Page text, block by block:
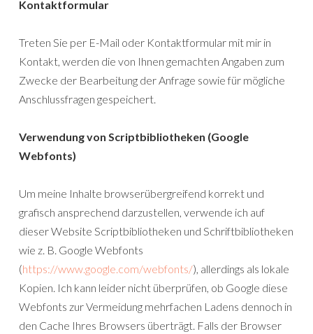
Kontaktformular
Treten Sie per E-Mail oder Kontaktformular mit mir in
Kontakt, werden die von Ihnen gemachten Angaben zum
Zwecke der Bearbeitung der Anfrage sowie für mögliche
Anschlussfragen gespeichert.
Verwendung von Scriptbibliotheken (Google
Webfonts)
Um meine Inhalte browserübergreifend korrekt und
grafisch ansprechend darzustellen, verwende ich auf
dieser Website Scriptbibliotheken und Schriftbibliotheken
wie z. B. Google Webfonts
(https://www.google.com/webfonts/), allerdings als lokale
Kopien. Ich kann leider nicht überprüfen, ob Google diese
Webfonts zur Vermeidung mehrfachen Ladens dennoch in
den Cache Ihres Browsers überträgt. Falls der Browser